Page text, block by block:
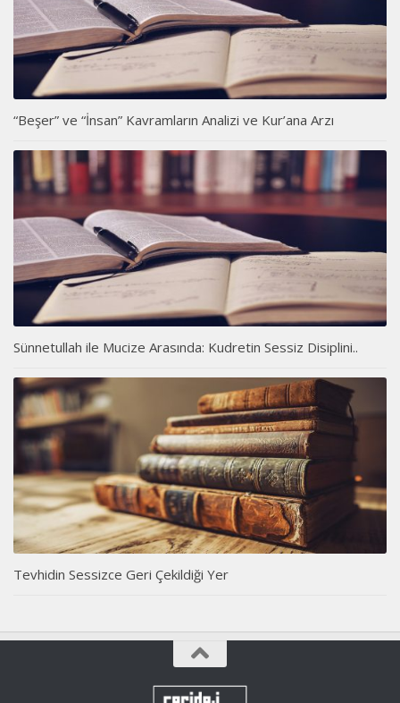
“Beşer” ve “İnsan” Kavramların Analizi ve Kur’ana Arzı
Sünnetullah ile Mucize Arasında: Kudretin Sessiz Disiplini..
Tevhidin Sessizce Geri Çekildiği Yer